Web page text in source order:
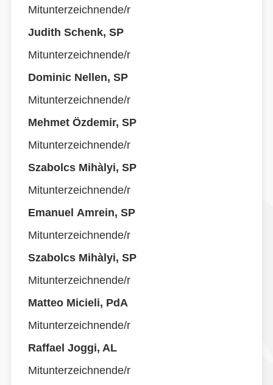
Mitunterzeichnende/r
Judith Schenk, SP
Mitunterzeichnende/r
Dominic Nellen, SP
Mitunterzeichnende/r
Mehmet Özdemir, SP
Mitunterzeichnende/r
Szabolcs Mihàlyi, SP
Mitunterzeichnende/r
Emanuel Amrein, SP
Mitunterzeichnende/r
Szabolcs Mihàlyi, SP
Mitunterzeichnende/r
Matteo Micieli, PdA
Mitunterzeichnende/r
Raffael Joggi, AL
Mitunterzeichnende/r